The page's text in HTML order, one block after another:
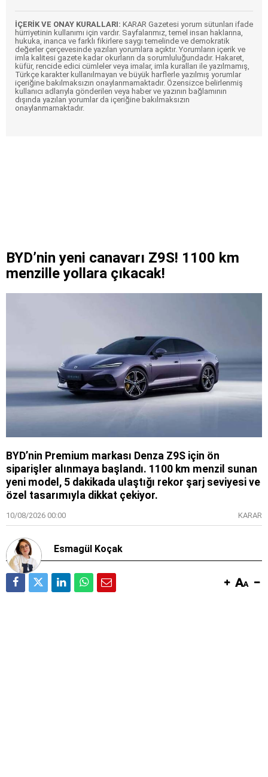
İÇERİK VE ONAY KURALLARI: KARAR Gazetesi yorum sütunları ifade
hürriyetinin kullanımı için vardır. Sayfalarımız, temel insan haklarına,
hukuka, inanca ve farklı fikirlere saygı temelinde ve demokratik
değerler çerçevesinde yazılan yorumlara açıktır. Yorumların içerik ve
imla kalitesi gazete kadar okurların da sorumluluğundadır. Hakaret,
küfür, rencide edici cümleler veya imalar, imla kuralları ile yazılmamış,
Türkçe karakter kullanılmayan ve büyük harflerle yazılmış yorumlar
içeriğine bakılmaksızın onaylanmamaktadır. Özensizce belirlenmiş
kullanıcı adlarıyla gönderilen veya haber ve yazının bağlamının
dışında yazılan yorumlar da içeriğine bakılmaksızın
onaylanmamaktadır.
BYD’nin yeni canavarı Z9S! 1100 km
menzille yollara çıkacak!
BYD’nin Premium markası Denza Z9S için ön
siparişler alınmaya başlandı. 1100 km menzil sunan
yeni model, 5 dakikada ulaştığı rekor şarj seviyesi ve
özel tasarımıyla dikkat çekiyor.
10/08/2026 00:00 KARAR
Esmagül Koçak